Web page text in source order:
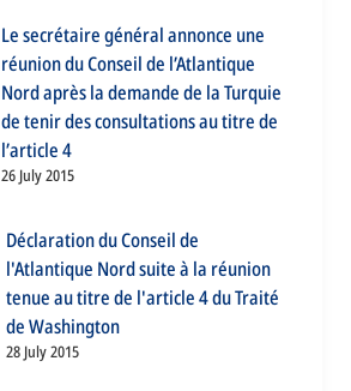
Le secrétaire général annonce une
réunion du Conseil de l’Atlantique
Nord après la demande de la Turquie
de tenir des consultations au titre de
l’article 4
26 July 2015
Déclaration du Conseil de
l'Atlantique Nord suite à la réunion
tenue au titre de l'article 4 du Traité
de Washington
28 July 2015